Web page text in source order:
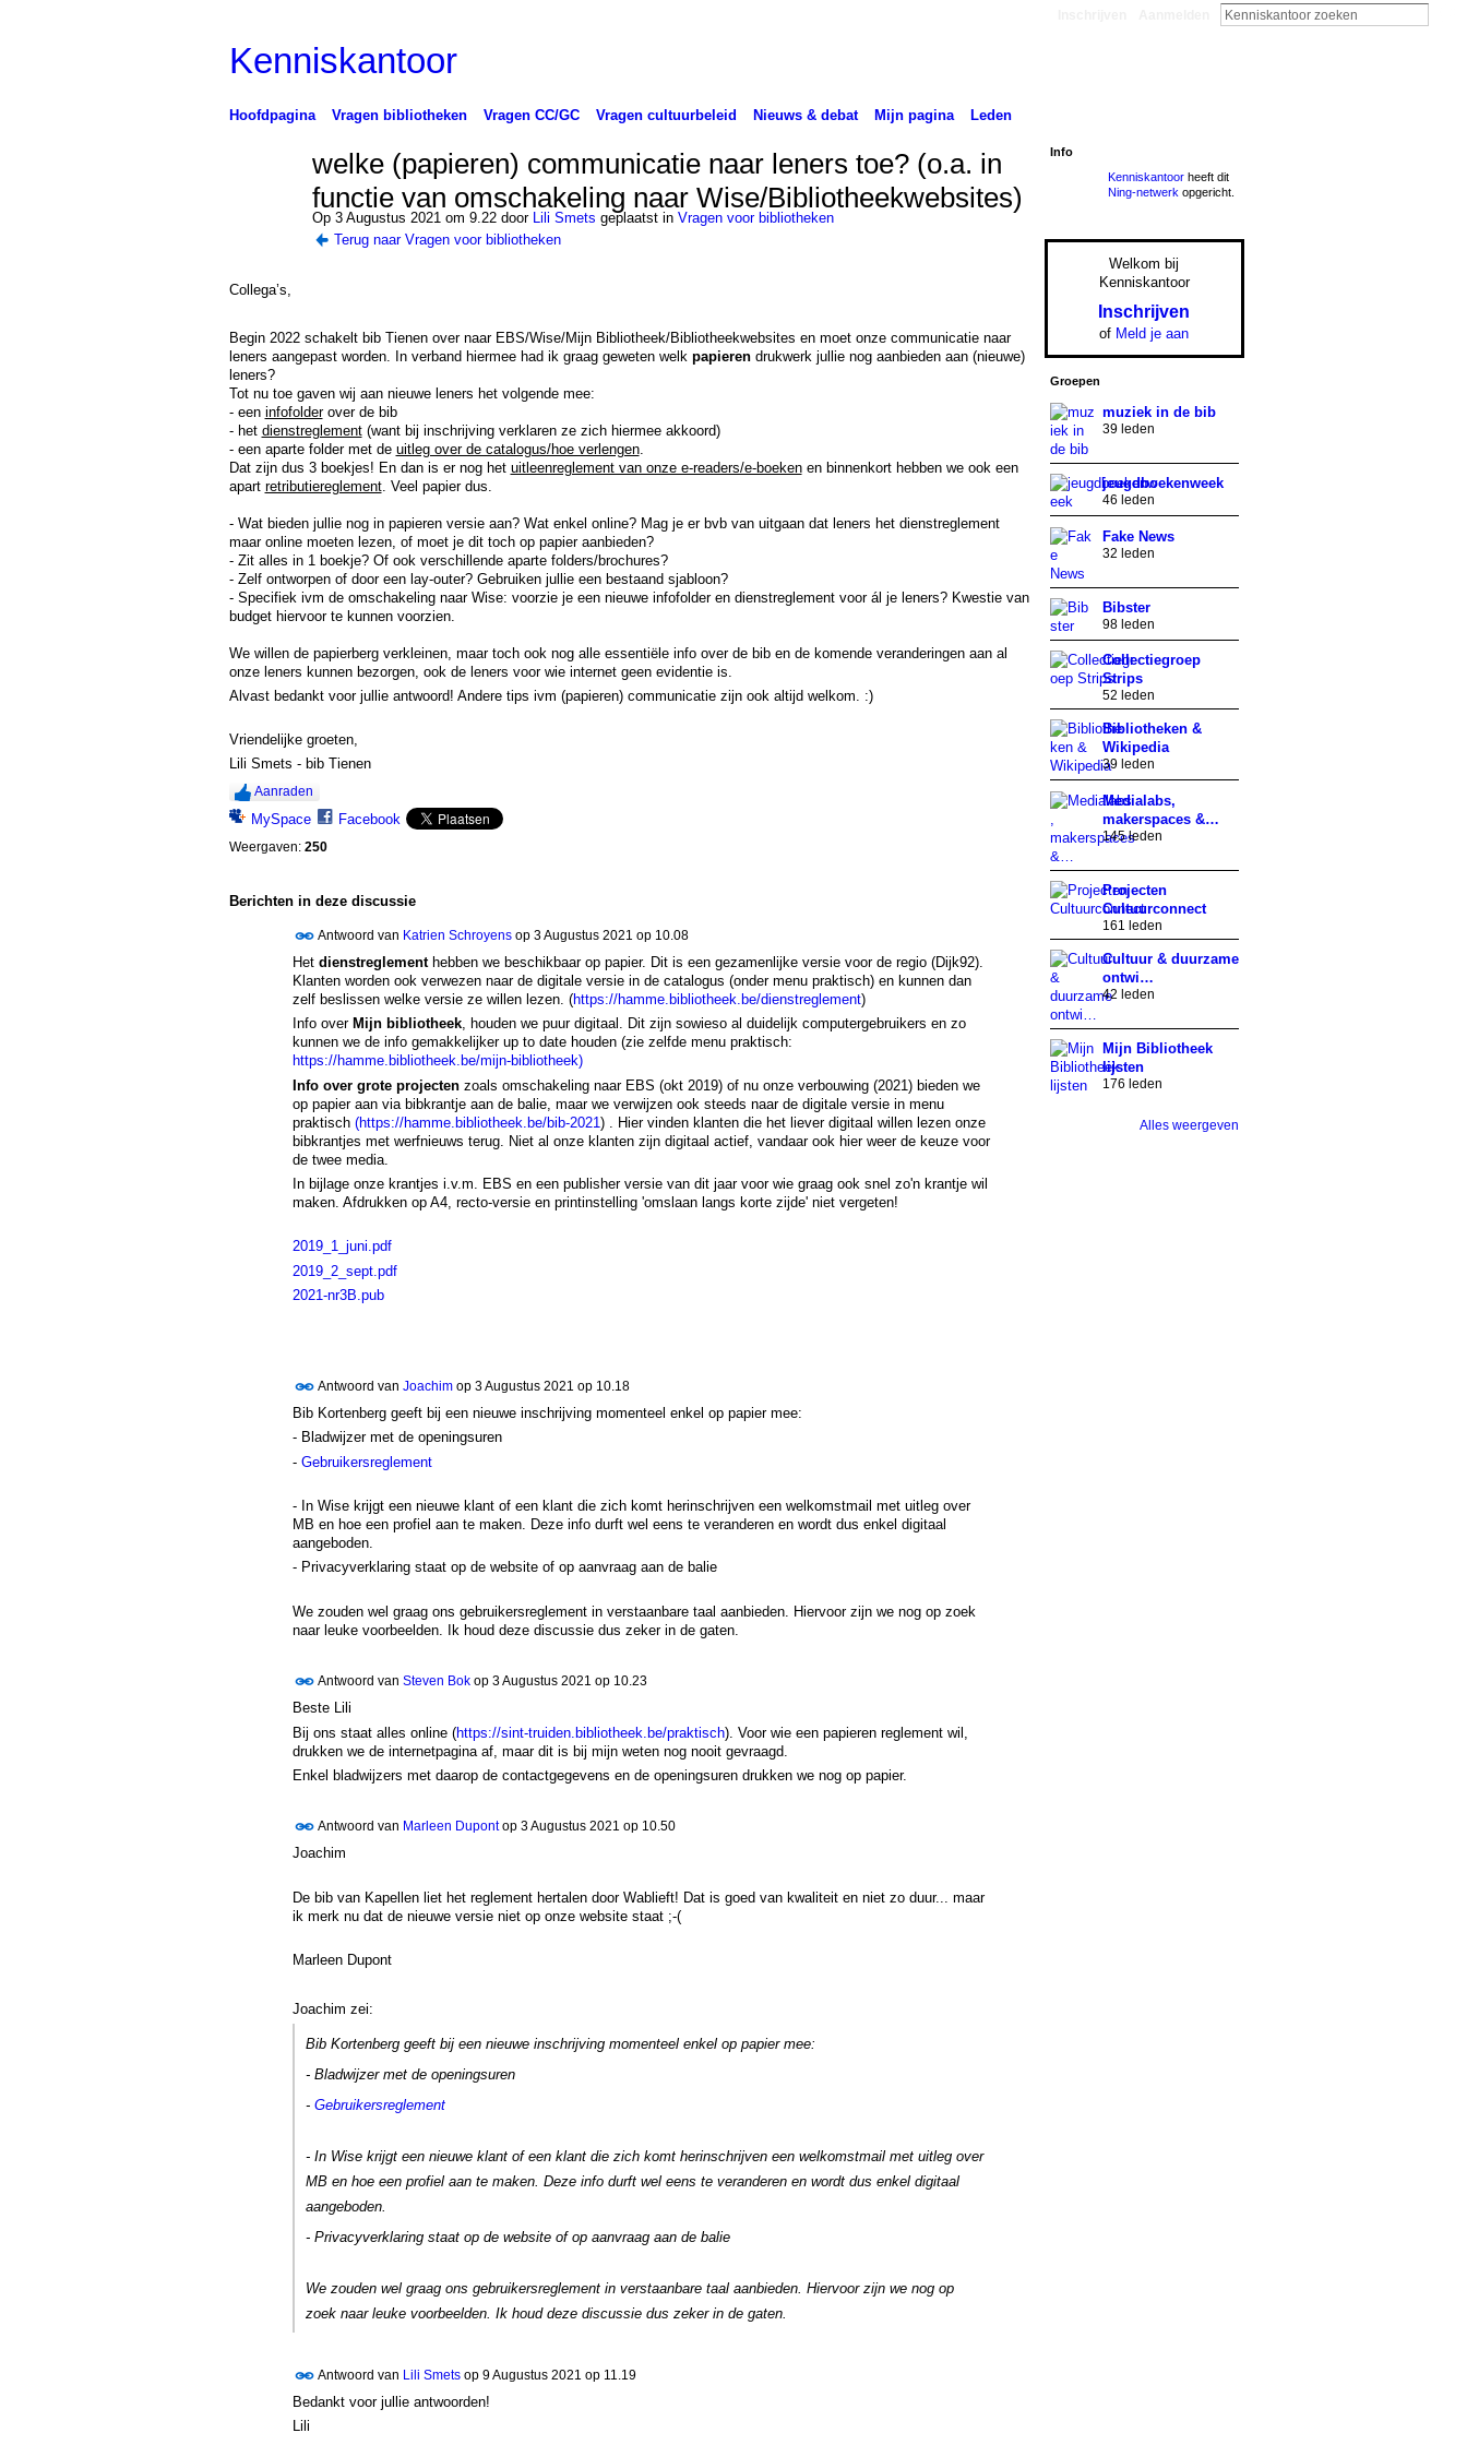
Kenniskantoor
Hoofdpagina Vragen bibliotheken Vragen CC/GC Vragen cultuurbeleid Nieuws & debat Mijn pagina Leden
welke (papieren) communicatie naar leners toe? (o.a. in
functie van omschakeling naar Wise/Bibliotheekwebsites)
Op 3 Augustus 2021 om 9.22 door Lili Smets geplaatst in Vragen voor bibliotheken
Terug naar Vragen voor bibliotheken
Collega’s,
Begin 2022 schakelt bib Tienen over naar EBS/Wise/Mijn Bibliotheek/Bibliotheekwebsites en moet onze communicatie naar
leners aangepast worden. In verband hiermee had ik graag geweten welk papierendrukwerk jullie nog aanbieden aan (nieuwe)
leners?
Tot nu toe gaven wij aan nieuwe leners het volgende mee:
- een infofolderover de bib
- het dienstreglement(want bij inschrijving verklaren ze zich hiermee akkoord)
- een aparte folder met de uitleg over de catalogus/hoe verlengen.
Dat zijn dus 3 boekjes! En dan is er nog het uitleenreglement van onze e-readers/e-boekenen binnenkort hebben we ook een
apart retributiereglement. Veel papier dus.
- Wat bieden jullie nog in papieren versie aan? Wat enkel online? Mag je er bvb van uitgaan dat leners het dienstreglement
maar online moeten lezen, of moet je dit toch op papier aanbieden?
- Zit alles in 1 boekje? Of ook verschillende aparte folders/brochures?
- Zelf ontworpen of door een lay-outer? Gebruiken jullie een bestaand sjabloon?
- Specifiek ivm de omschakeling naar Wise: voorzie je een nieuwe infofolder en dienstreglement voor ál je leners? Kwestie van
budget hiervoor te kunnen voorzien.
We willen de papierberg verkleinen, maar toch ook nog alle essentiële info over de bib en de komende veranderingen aan al
onze leners kunnen bezorgen, ook de leners voor wie internet geen evidentie is.
Alvast bedankt voor jullie antwoord! Andere tips ivm (papieren) communicatie zijn ook altijd welkom. :)
Vriendelijke groeten,
Lili Smets - bib Tienen
Aanraden
MySpace Facebook
Weergaven: 250
Berichten in deze discussie
Antwoord van Katrien Schroyensop 3 Augustus 2021 op 10.08
Het dienstreglementhebben we beschikbaar op papier. Dit is een gezamenlijke versie voor de regio (Dijk92).
Klanten worden ook verwezen naar de digitale versie in de catalogus (onder menu praktisch) en kunnen dan
zelf beslissen welke versie ze willen lezen. (https://hamme.bibliotheek.be/dienstreglement)
Info over Mijn bibliotheek, houden we puur digitaal. Dit zijn sowieso al duidelijk computergebruikers en zo
kunnen we de info gemakkelijker up to date houden (zie zelfde menu praktisch:
https://hamme.bibliotheek.be/mijn-bibliotheek)
Info over grote projectenzoals omschakeling naar EBS (okt 2019) of nu onze verbouwing (2021) bieden we
op papier aan via bibkrantje aan de balie, maar we verwijzen ook steeds naar de digitale versie in menu
praktisch (https://hamme.bibliotheek.be/bib-2021) . Hier vinden klanten die het liever digitaal willen lezen onze
bibkrantjes met werfnieuws terug. Niet al onze klanten zijn digitaal actief, vandaar ook hier weer de keuze voor
de twee media.
In bijlage onze krantjes i.v.m. EBS en een publisher versie van dit jaar voor wie graag ook snel zo'n krantje wil
maken. Afdrukken op A4, recto-versie en printinstelling 'omslaan langs korte zijde' niet vergeten!
2019_1_juni.pdf
2019_2_sept.pdf
2021-nr3B.pub
Antwoord van Joachimop 3 Augustus 2021 op 10.18
Bib Kortenberg geeft bij een nieuwe inschrijving momenteel enkel op papier mee:
- Bladwijzer met de openingsuren
- Gebruikersreglement
- In Wise krijgt een nieuwe klant of een klant die zich komt herinschrijven een welkomstmail met uitleg over
MB en hoe een profiel aan te maken. Deze info durft wel eens te veranderen en wordt dus enkel digitaal
aangeboden.
- Privacyverklaring staat op de website of op aanvraag aan de balie
We zouden wel graag ons gebruikersreglement in verstaanbare taal aanbieden. Hiervoor zijn we nog op zoek
naar leuke voorbeelden. Ik houd deze discussie dus zeker in de gaten.
Antwoord van Steven Bokop 3 Augustus 2021 op 10.23
Beste Lili
Bij ons staat alles online (https://sint-truiden.bibliotheek.be/praktisch). Voor wie een papieren reglement wil,
drukken we de internetpagina af, maar dit is bij mijn weten nog nooit gevraagd.
Enkel bladwijzers met daarop de contactgegevens en de openingsuren drukken we nog op papier.
Antwoord van Marleen Dupontop 3 Augustus 2021 op 10.50
Joachim
De bib van Kapellen liet het reglement hertalen door Wablieft! Dat is goed van kwaliteit en niet zo duur... maar
ik merk nu dat de nieuwe versie niet op onze website staat ;-(
Marleen Dupont
Joachim zei:
Bib Kortenberg geeft bij een nieuwe inschrijving momenteel enkel op papier mee:
- Bladwijzer met de openingsuren
- Gebruikersreglement
- In Wise krijgt een nieuwe klant of een klant die zich komt herinschrijven een welkomstmail met uitleg over
MB en hoe een profiel aan te maken. Deze info durft wel eens te veranderen en wordt dus enkel digitaal
aangeboden.
- Privacyverklaring staat op de website of op aanvraag aan de balie
We zouden wel graag ons gebruikersreglement in verstaanbare taal aanbieden. Hiervoor zijn we nog op
zoek naar leuke voorbeelden. Ik houd deze discussie dus zeker in de gaten.
Antwoord van Lili Smetsop 9 Augustus 2021 op 11.19
Bedankt voor jullie antwoorden!
Lili
Info
Kenniskantoorheeft dit
Ning-netwerk opgericht.
Welkom bij
Kenniskantoor
Inschrijven
of Meld je aan
Groepen
muziek in de bib
39 leden
jeugdboekenweek
46 leden
Fake News
32 leden
Bibster
98 leden
Collectiegroep
Strips
52 leden
Bibliotheken &
Wikipedia
39 leden
Medialabs,
makerspaces &…
145 leden
Projecten
Cultuurconnect
161 leden
Cultuur & duurzame
ontwi…
42 leden
Mijn Bibliotheek
lijsten
176 leden
Alles weergeven